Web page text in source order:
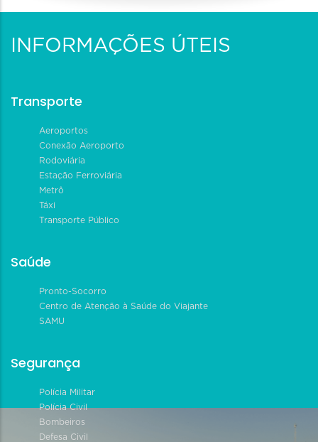
INFORMAÇÕES ÚTEIS
Transporte
Aeroportos
Conexão Aeroporto
Rodoviária
Estação Ferroviária
Metrô
Táxi
Transporte Público
Saúde
Pronto-Socorro
Centro de Atenção à Saúde do Viajante
SAMU
Segurança
Polícia Militar
Polícia Civil
Bombeiros
Defesa Civil